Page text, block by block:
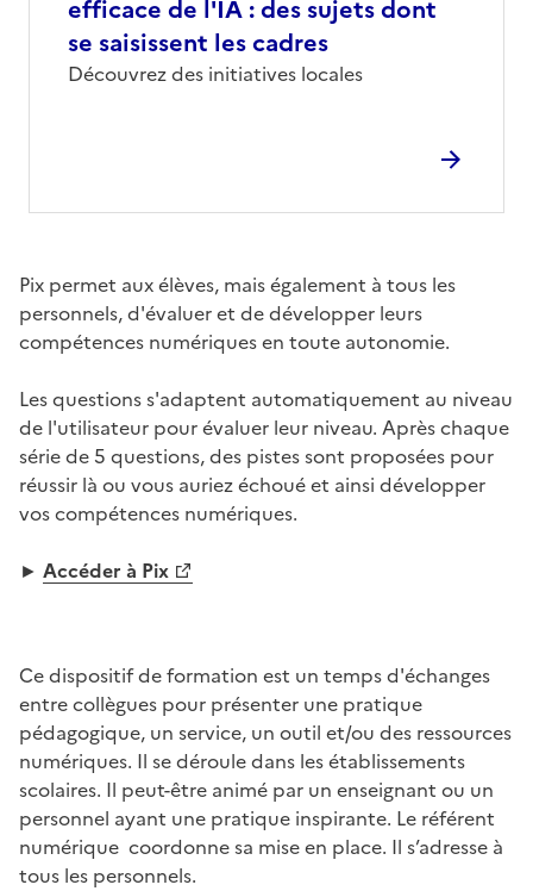
efficace de l'IA : des sujets dont
se saisissent les cadres
Corps
Découvrez des initiatives locales
Pix permet aux élèves, mais également à tous les
personnels, d'évaluer et de développer leurs
compétences numériques en toute autonomie.
Les questions s'adaptent automatiquement au niveau
de l'utilisateur pour évaluer leur niveau. Après chaque
série de 5 questions, des pistes sont proposées pour
réussir là ou vous auriez échoué et ainsi développer
vos compétences numériques.
► Accéder à Pix
Ce dispositif de formation est un temps d'échanges
entre collègues pour présenter une pratique
pédagogique, un service, un outil et/ou des ressources
numériques. Il se déroule dans les établissements
scolaires. Il peut-être animé par un enseignant ou un
personnel ayant une pratique inspirante. Le référent
numérique coordonne sa mise en place. Il s’adresse à
tous les personnels.